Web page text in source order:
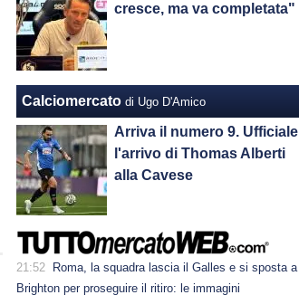
cresce, ma va completata"
Calciomercato di Ugo D'Amico
Arriva il numero 9. Ufficiale
l'arrivo di Thomas Alberti
alla Cavese
21:52
Roma, la squadra lascia il Galles e si sposta a
Brighton per proseguire il ritiro: le immagini